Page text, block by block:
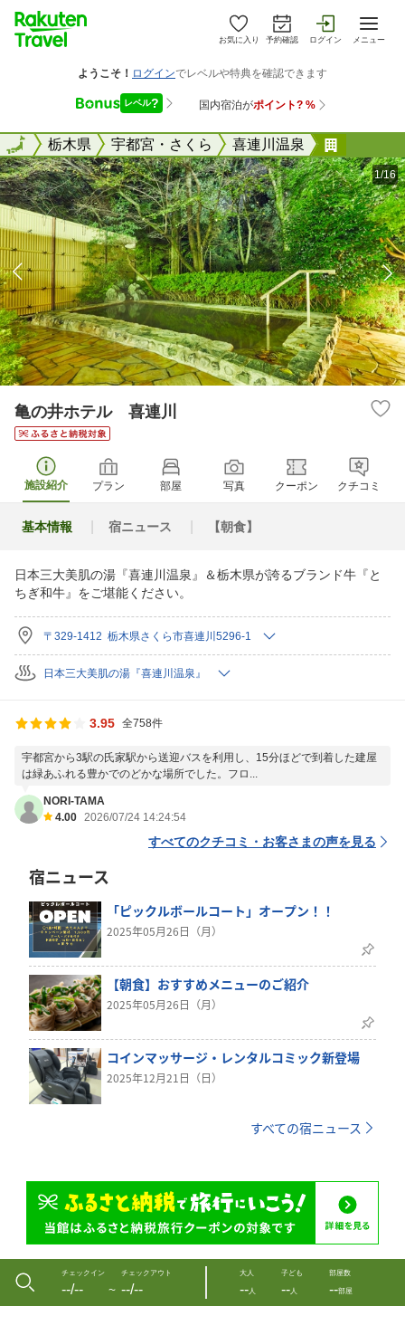
お気に入り 予約確認 ログイン メニュー
全国栃木県 宇都宮・さくら 喜連川温泉
全国
1/16
亀の井ホテル 喜連川
施設紹介 プラン 部屋 写真 クーポン クチコミ
基本情報 宿ニュース 【朝食】
日本三大美肌の湯『喜連川温泉』＆栃木県が誇るブランド牛『と
ちぎ和牛』をご堪能ください。
〒329-1412 栃木県さくら市喜連川5296-1
日本三大美肌の湯『喜連川温泉』
3.95 全758件
宇都宮から3駅の氏家駅から送迎バスを利用し、15分ほどで到着した建屋
は緑あふれる豊かでのどかな場所でした。フロ...
NORI-TAMA
4.00 2026/07/24 14:24:54
すべてのクチコミ・お客さまの声を見る
宿ニュース
「ピックルボールコート」オープン！！
2025年05月26日（月）
【朝食】おすすめメニューのご紹介
2025年05月26日（月）
コインマッサージ・レンタルコミック新登場
2025年12月21日（日）
すべての宿ニュース
チェックイン
--/-- 〜
チェックアウト
--/--
大人
--人
子ども
--人
部屋数
--部屋